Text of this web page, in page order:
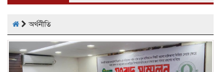
অর্থনীতি